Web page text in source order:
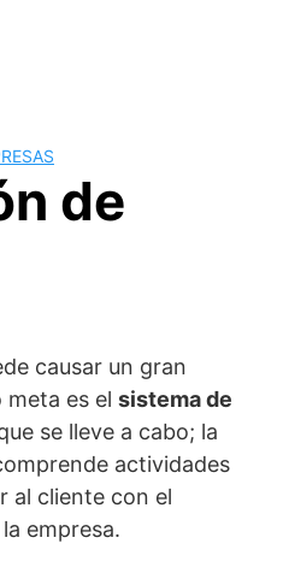
de
causar un gran
es el sistema de
se lleve a cabo; la
actividades
al cliente con el
empresa.